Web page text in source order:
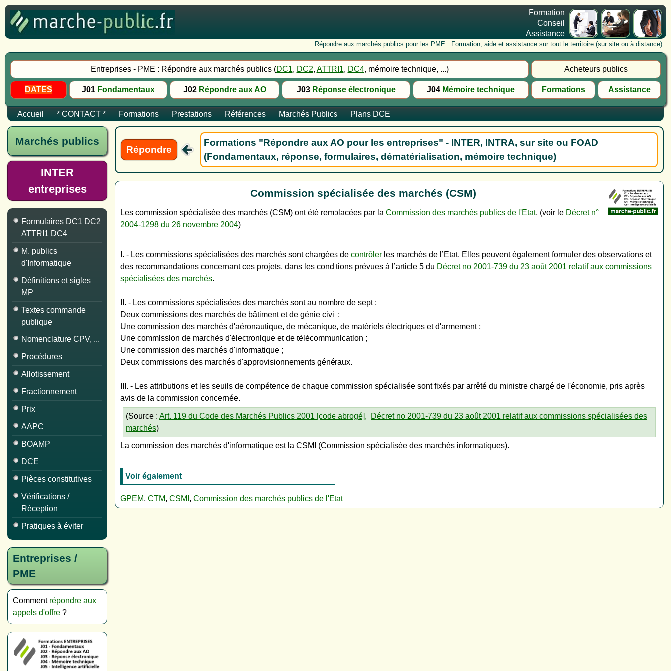
Formation
Conseil
Assistance
Répondre aux marchés publics pour les PME : Formation, aide et assistance sur tout le territoire (sur site ou à distance)
Entreprises - PME : Répondre aux marchés publics (DC1, DC2, ATTRI1, DC4, mémoire technique, ...) Acheteurs publics
DATES J01 Fondamentaux J02 Répondre aux AO J03 Réponse électronique J04 Mémoire technique Formations Assistance
Accueil * CONTACT * Formations Prestations Références Marchés Publics Plans DCE
Marchés publics
INTER
entreprises
Formulaires DC1 DC2
ATTRI1 DC4
M. publics
d'Informatique
Définitions et sigles
MP
Textes commande
publique
Nomenclature CPV, ...
Procédures
Allotissement
Fractionnement
Prix
AAPC
BOAMP
DCE
Pièces constitutives
Vérifications /
Réception
Pratiques à éviter
Entreprises /
PME
Comment répondre aux
appels d'offre ?
Répondre
Formations "Répondre aux AO pour les entreprises" - INTER, INTRA, sur site ou FOAD
(Fondamentaux, réponse, formulaires, dématérialisation, mémoire technique)
Commission spécialisée des marchés (CSM)
Les commission spécialisée des marchés (CSM) ont été remplacées par la Commission des marchés publics de l'Etat, (voir le Décret n°
2004-1298 du 26 novembre 2004)
I. - Les commissions spécialisées des marchés sont chargées de contrôler les marchés de l’Etat. Elles peuvent également formuler des observations et
des recommandations concernant ces projets, dans les conditions prévues à l’article 5 du Décret no 2001-739 du 23 août 2001 relatif aux commissions
spécialisées des marchés.
II. - Les commissions spécialisées des marchés sont au nombre de sept :
Deux commissions des marchés de bâtiment et de génie civil ;
Une commission des marchés d'aéronautique, de mécanique, de matériels électriques et d'armement ;
Une commission de marchés d'électronique et de télécommunication ;
Une commission des marchés d'informatique ;
Deux commissions des marchés d'approvisionnements généraux.
III. - Les attributions et les seuils de compétence de chaque commission spécialisée sont fixés par arrêté du ministre chargé de l'économie, pris après
avis de la commission concernée.
(Source : Art. 119 du Code des Marchés Publics 2001 [code abrogé],
Décret no 2001-739 du 23 août 2001 relatif aux commissions spécialisées des
marchés)
La commission des marchés d'informatique est la CSMI (Commission spécialisée des marchés informatiques).
Voir également
GPEM, CTM, CSMI , Commission des marchés publics de l'Etat